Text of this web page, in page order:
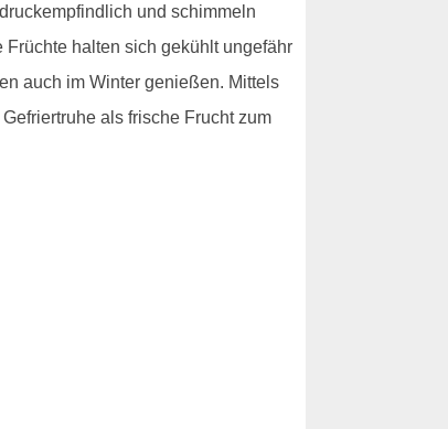
und schimmeln
halten sich gekühlt ungefähr
auch im Winter genießen. Mittels
als frische Frucht zum